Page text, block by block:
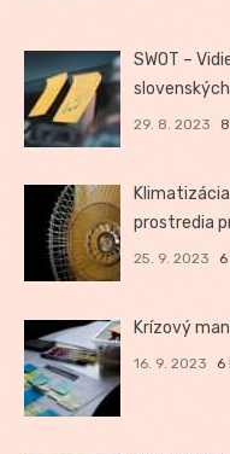
SWOT –
29. 8. 2023
prostredia
25. 9. 2023
Krízový
16. 9. 2023 6